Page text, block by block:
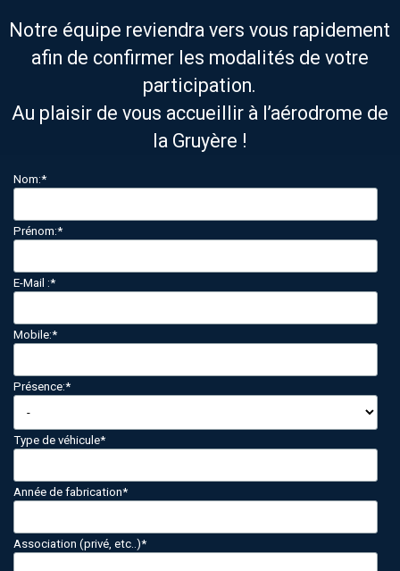
Notre équipe reviendra vers vous rapidement
afin de confirmer les modalités de votre
participation.
Au plaisir de vous accueillir à l’aérodrome de
la Gruyère !
Nom:*
Prénom:*
E-Mail :*
Mobile:*
Présence:*
Type de véhicule*
Année de fabrication*
Association (privé, etc..)*